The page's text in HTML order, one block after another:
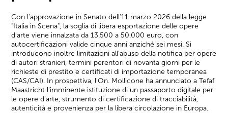
Con l'approvazione in Senato dell'11 marzo 2026 della legge
"Italia in Scena", la soglia di libera esportazione delle opere
d'arte viene innalzata da 13.500 a 50.000 euro, con
autocertificazioni valide cinque anni anziché sei mesi. Si
introducono inoltre limitazioni all'abuso della notifica per opere
di autori stranieri, termini perentori di novanta giorni per le
richieste di prestito e certificati di importazione temporanea
(CAS/CAI). In prospettiva, l'On. Mollicone ha annunciato a Tefaf
Maastricht l'imminente istituzione di un passaporto digitale per
le opere d'arte, strumento di certificazione di tracciabilità,
autenticità e provenienza per la libera circolazione in Europa.